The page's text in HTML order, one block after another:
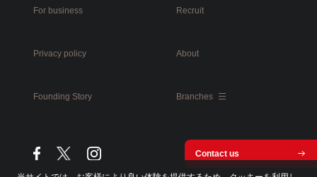
For business Recruit
Privacy policy About
Founding Story Branches
Contact us